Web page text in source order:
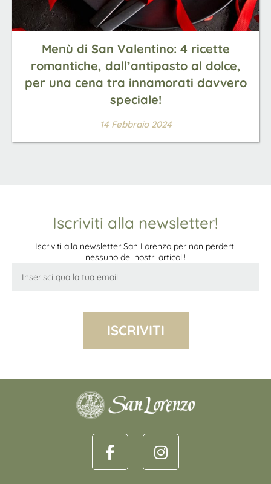
Menù di San Valentino: 4 ricette
romantiche, dall’antipasto al dolce,
per una cena tra innamorati davvero
speciale!
14 Febbraio 2024
Iscriviti alla newsletter!
Iscriviti alla newsletter San Lorenzo per non perderti
nessuno dei nostri articoli!
ISCRIVITI